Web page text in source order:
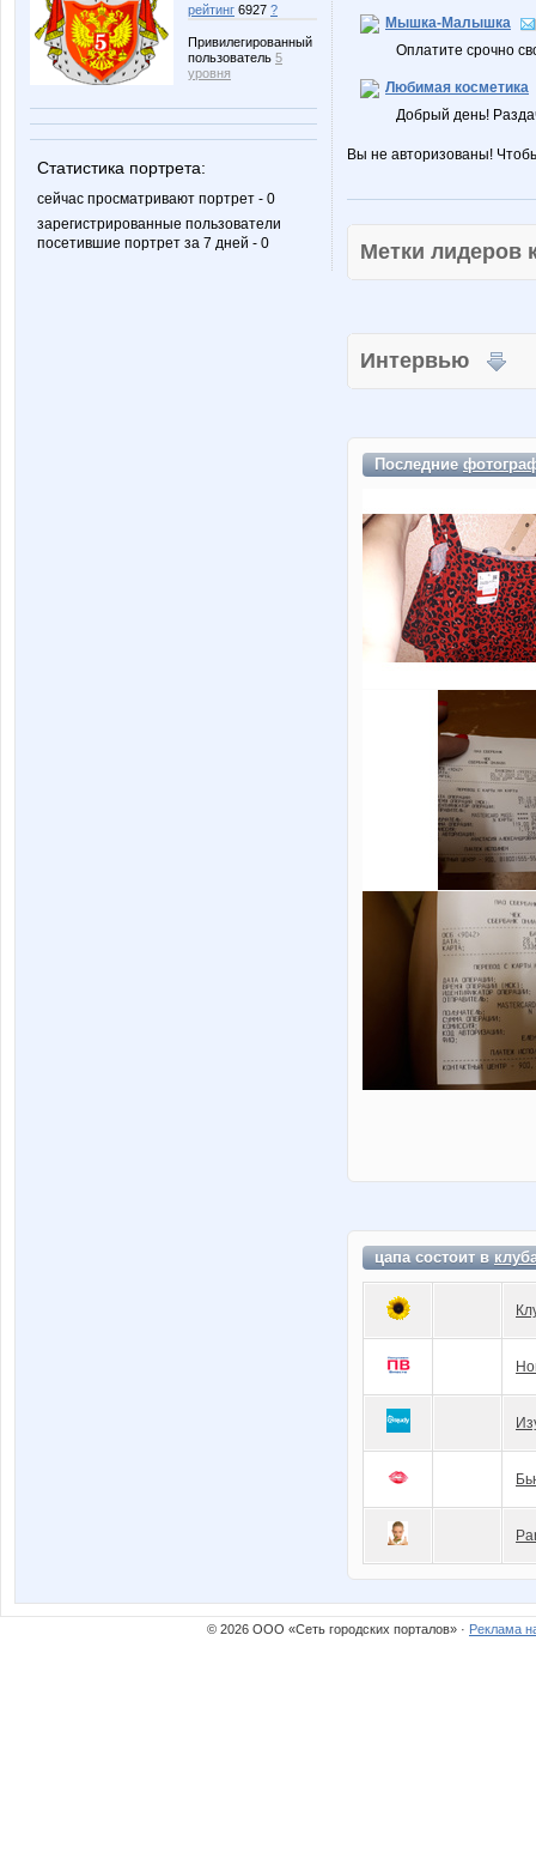
рейтинг 6927 ?
Привилегированный
пользователь 5
уровня
Статистика портрета:
сейчас просматривают портрет - 0
зарегистрированные пользователи
посетившие портрет за 7 дней - 0
Мышка-Малышка
Оплатите срочно
Любимая косметика
Добрый день!
Вы не авторизованы!
Метки
Интервью
Последние
цапа состоит в
© 2026 ООО «Сеть городских порталов» · Реклама